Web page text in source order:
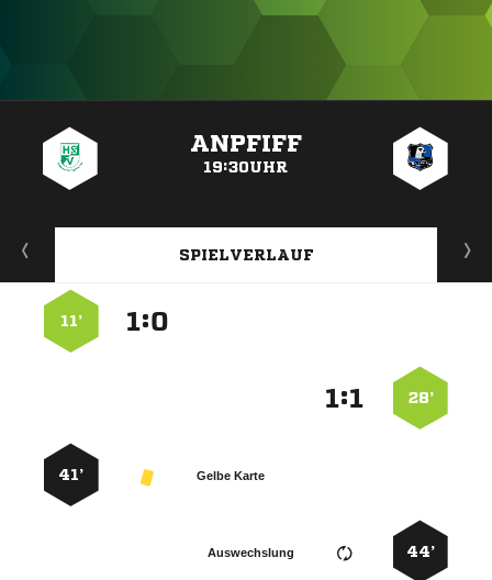
ANPFIFF
19:30UHR
SPIELVERLAUF
:
11’
28’
:
Gelbe Karte
41’
44’
Auswechslung